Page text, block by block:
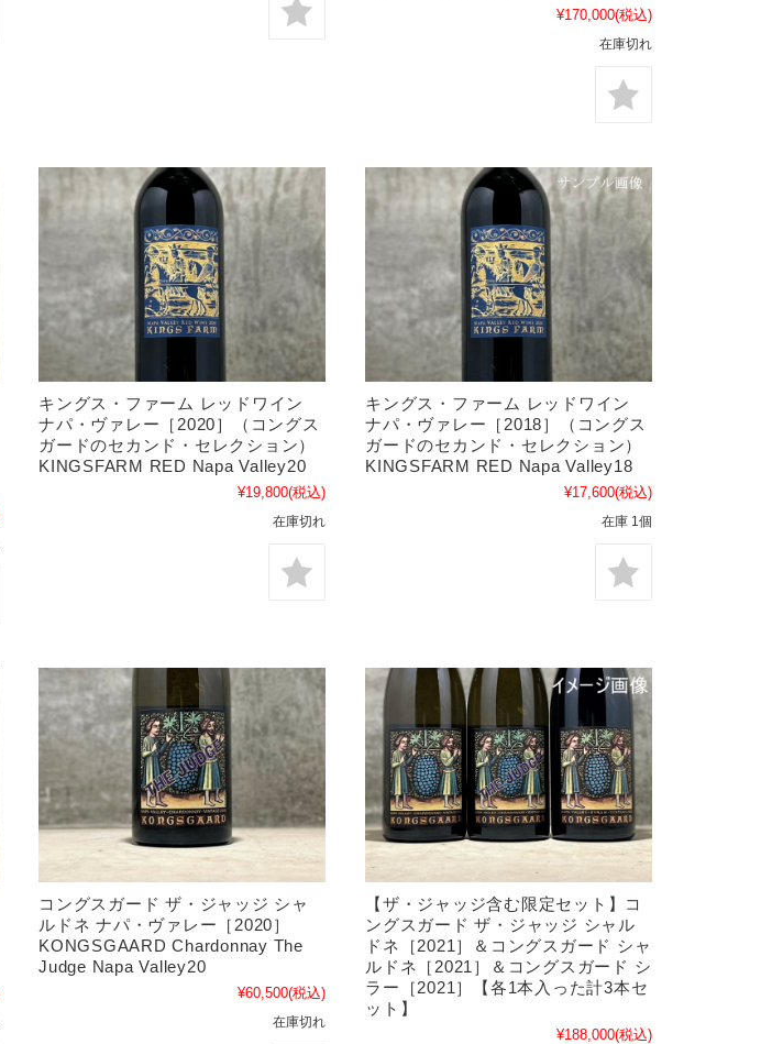
¥170,000(税込)
在庫切れ
キングス・ファーム レッドワイン
ナパ・ヴァレー［2020］（コングス
ガードのセカンド・セレクション）
KINGSFARM RED Napa Valley20
¥19,800(税込)
在庫切れ
キングス・ファーム レッドワイン
ナパ・ヴァレー［2018］（コングス
ガードのセカンド・セレクション）
KINGSFARM RED Napa Valley18
¥17,600(税込)
在庫 1個
コングスガード ザ・ジャッジ シャ
ルドネ ナパ・ヴァレー［2020］
KONGSGAARD Chardonnay The
Judge Napa Valley20
¥60,500(税込)
在庫切れ
【ザ・ジャッジ含む限定セット】コ
ングスガード ザ・ジャッジ シャル
ドネ［2021］＆コングスガード シャ
ルドネ［2021］＆コングスガード シ
ラー［2021］【各1本入った計3本セ
ット】
¥188,000(税込)